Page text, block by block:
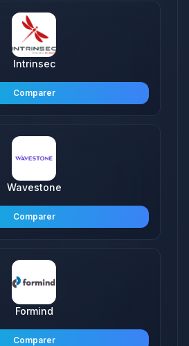
Intrinsec
Comparer
Wavestone
Comparer
Formind
Comparer